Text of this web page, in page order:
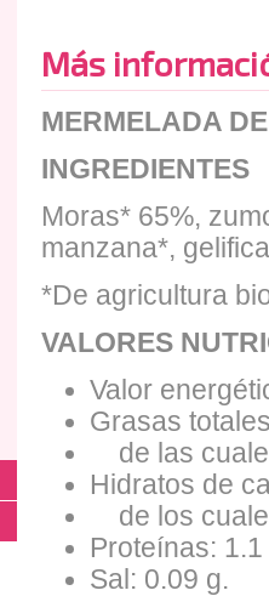
Más
MERMELADA
INGREDIENTES
Moras* 65%,
manzana*,
*De agricultura
VALORES
Valor
Grasas
de las
Hidratos de
de los
Proteínas: 1.1
Sal: 0.09 g.